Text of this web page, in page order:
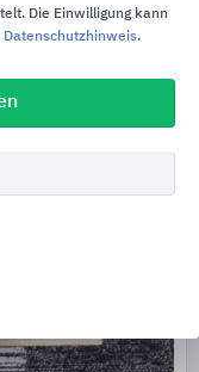
Die Einwilligung kann
Datenschutzhinweis.